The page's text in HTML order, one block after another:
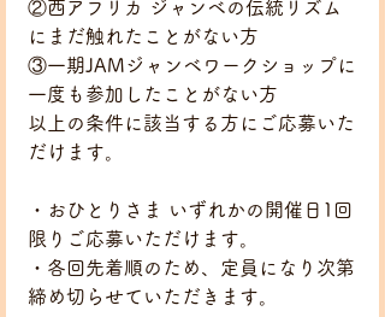
②西アフリカ ジャンベの伝統リズム
にまだ触れたことがない方
③一期JAMジャンベワークショップに
一度も参加したことがない方
以上の条件に該当する方にご応募いた
だけます。
・おひとりさま いずれかの開催日1回
限りご応募いただけます。
・各回先着順のため、定員になり次第
締め切らせていただきます。